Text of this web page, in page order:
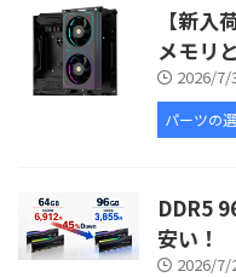
【新
メモリ
2026/7/
パーツの
DDR5
安い！
2026/7/